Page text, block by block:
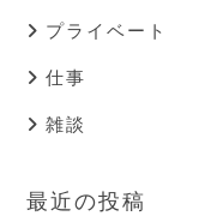
プライベート
仕事
雑談
最近の投稿